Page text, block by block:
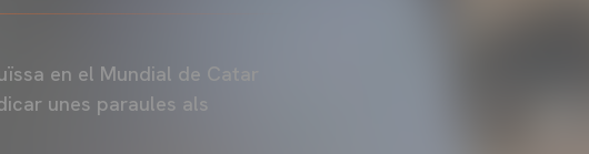
en el Mundial de Catar
unes paraules als